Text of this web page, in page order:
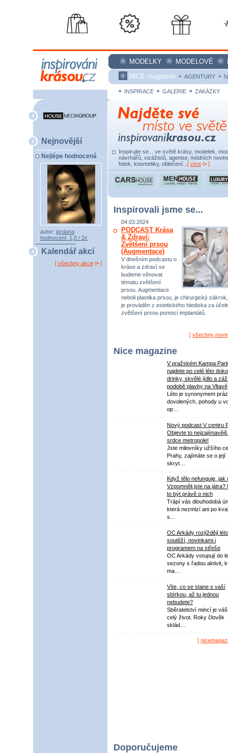
MODELKY MODELOVÉ
NICE magazine
AGENTURY
INSPIRACE GALERIE ZAKÁZKY
Nejnovější
Nejlépe hodnocená
autor: jordana
hodnocení: 1,0 / 2x
Kalendář akcí
[ všechny akce ]
Inspirujte se... ve světě krásy, modelek,
návrhářů, vizážistů, agentur, módních
fotek, kosmetiky, oblečení... [ více ]
Inspirovali jsme se...
04.03.2024
PODCAST Krása
& Zdraví:
Zvětšení prsou
(Augmentace)
V dnešním podcastu o
kráse a zdraví se
budeme věnovat
tématu zvětšení
prsou. Augmentace
neboli plastika prsou, je chirurgický
je prováděn z estetického hlediska za
zvětšení prsou pomocí implantátů.
[ všechny
Nice magazine
V pražském Kampa
najdete po celé léto
drinky, skvělé jídlo a
podobě plavby na Vltavě
Léto je synonymem
dovolených, pohody u
op…
Nový podcast V centru
Objevte to
srdce metropole!
Jste milovníky užšího
Prahy, zajímáte se o její
skryt…
Když tělo nefunguje, jak
Vzpomněli jste na játra?
to být právě o nich
Trápí vás dlouhodobá
která nezmizí ani po
s…
OC Arkády rozjíždějí léto
soutěží, novinkami i
programem na střeše
OC Arkády vstupují do
sezony s řadou aktivit,
ma…
Víte, co se stane s vaší
sbírkou, až tu jednou
nebudete?
Sběratelství mincí je
celý život. Roky člověk
sklád…
[
Doporučujeme